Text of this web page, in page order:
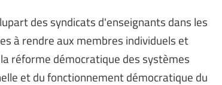
des syndicats d'enseignants dans les
à rendre aux membres individuels et
réforme démocratique des systèmes
et du fonctionnement démocratique du